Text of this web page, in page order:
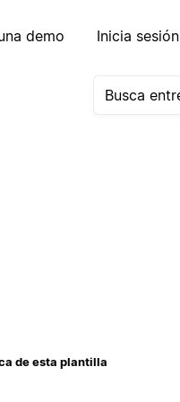
demo Inicia sesión
de esta plantilla